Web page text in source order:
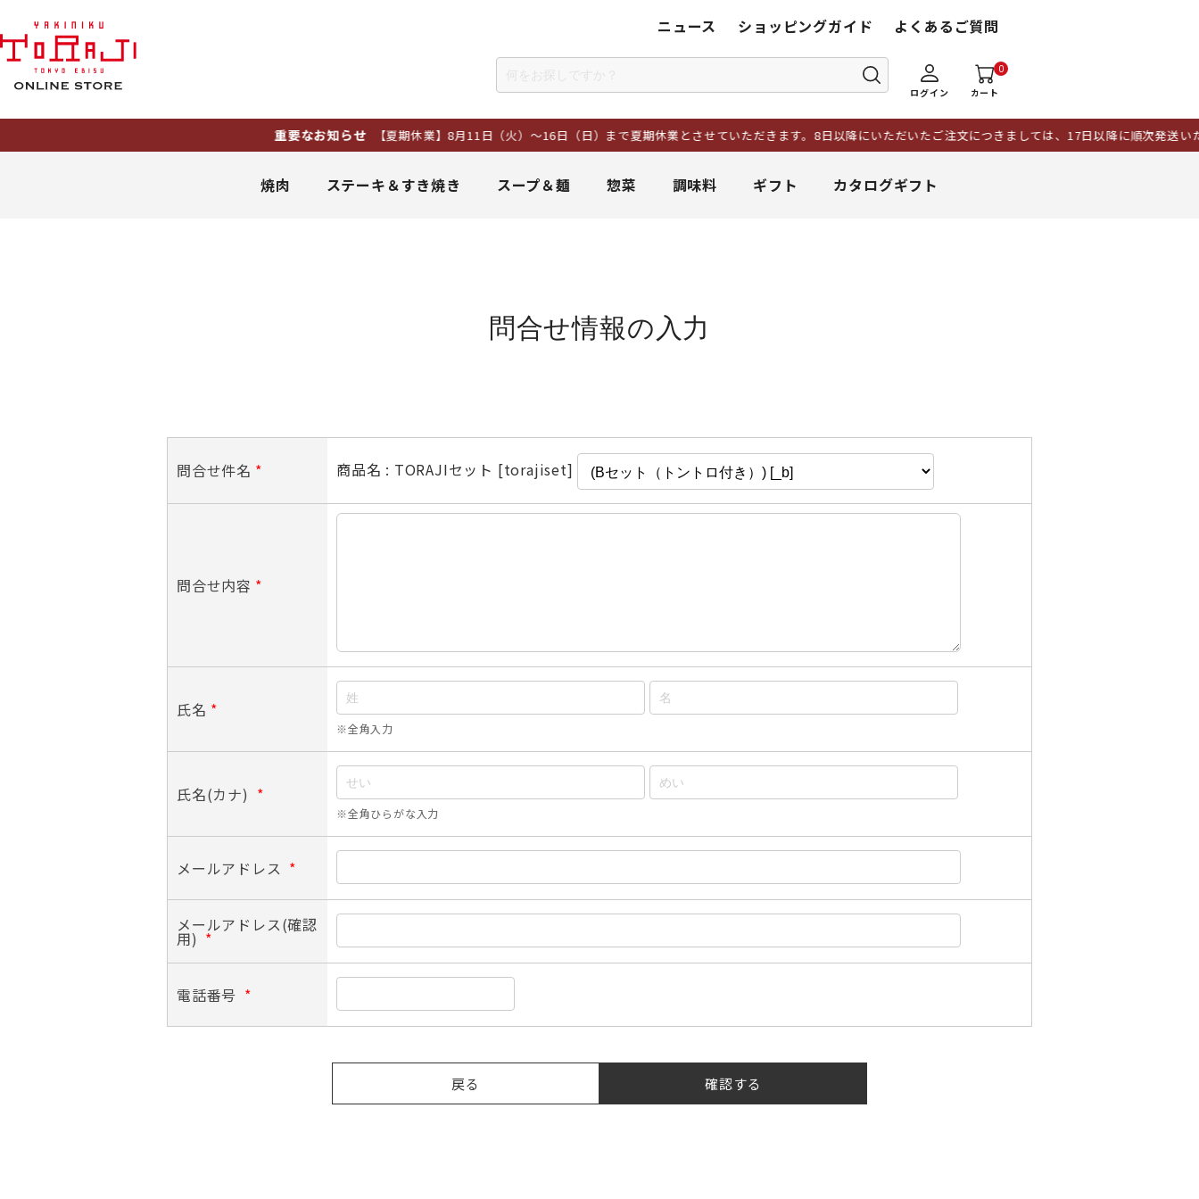
ニュース ショッピングガイド よくあるご質問
ログイン
0
カート
重要なお知らせ 【夏期休業】8月11日（火）～16日（日）まで夏期休業とさせていただきます。8日以降にいただいたご注文につきましては、17日以降に順次発送いた
焼肉 ステーキ＆すき焼き スープ＆麺 惣菜 調味料 ギフト カタログギフト
問合せ情報の入力
問合せ件名 * 商品名 : TORAJIセット [torajiset]
問合せ内容 *
氏名 *
※全角入力
氏名(カナ) *
※全角ひらがな入力
メールアドレス *
メールアドレス(確認
用) *
電話番号 *
確認する
戻る